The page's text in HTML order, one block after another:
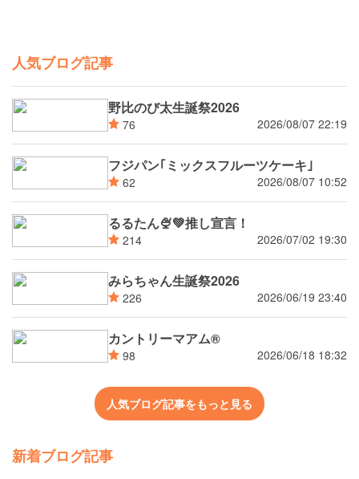
人気ブログ記事
野比のび太生誕祭2026
76 2026/08/07 22:19
フジパン｢ミックスフルーツケーキ｣
62 2026/08/07 10:52
るるたん🍨‪💚推し宣言！
214 2026/07/02 19:30
みらちゃん生誕祭2026
226 2026/06/19 23:40
カントリーマアム®
98 2026/06/18 18:32
人気ブログ記事をもっと見る
新着ブログ記事